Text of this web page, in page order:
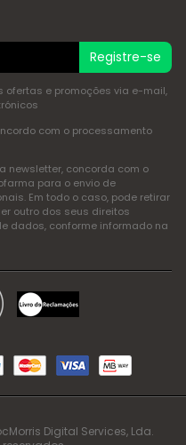
Registre-se
ofertas e promoções via e-mail,
com o processamento
newsletter, concorda com o
para o envio de
Em todo o caso, pode retirar
outro dos seus direitos
dados, conforme informado na
Digital Services, Lda.